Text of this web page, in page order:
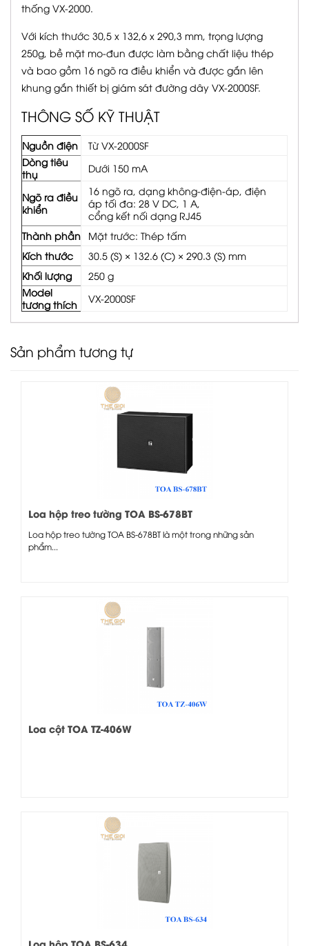
thống VX-2000.
Với kích thước 30,5 x 132,6 x 290,3 mm, trọng lượng
250g, bề mặt mo-đun được làm bằng chất liệu thép
và bao gồm 16 ngõ ra điều khiển và được gắn lên
khung gắn thiết bị giám sát đường dây VX-2000SF.
THÔNG SỐ KỸ THUẬT
Nguồn điện
Từ VX-2000SF
Dòng tiêu
thụ
Dưới 150 mA
Ngõ ra điều
khiển
16 ngõ ra, dạng không-điện-áp, điện
áp tối đa: 28 V DC, 1 A,
cổng kết nối dạng RJ45
Thành phần
Mặt trước: Thép tấm
Kích thước
30.5 (S) × 132.6 (C) × 290.3 (S) mm
Khối lượng
250 g
Model
tương thích
VX-2000SF
Sản phẩm tương tự
Loa hộp treo tường TOA BS-678BT
Loa hộp treo tường TOA BS-678BT là một trong những sản
phẩm...
Loa cột TOA TZ-406W